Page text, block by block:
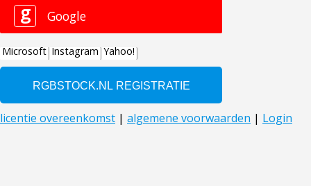
g Google
Microsoft Instagram Yahoo!
licentie overeenkomst | algemene voorwaarden | Login